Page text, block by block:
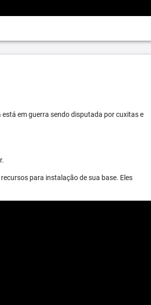
em guerra sendo disputada por cuxitas e
para instalação de sua base. Eles